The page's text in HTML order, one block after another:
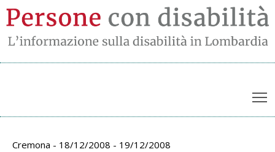
Archivio appuntamenti
Cremona - 18/12/2008 - 19/12/2008